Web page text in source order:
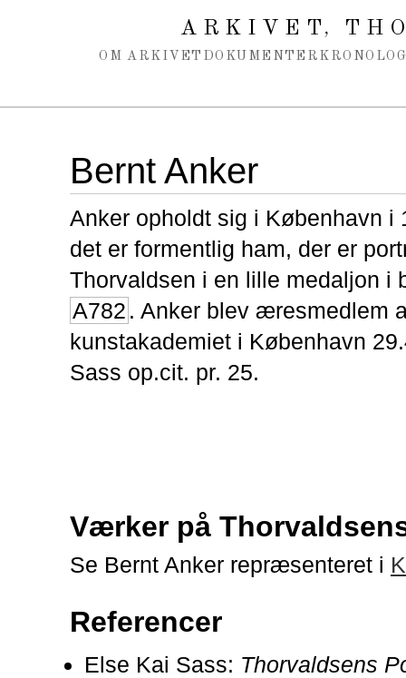
ARKIVET,
OM ARKIVET DOKUMENTER
Bernt Anker
Anker opholdt sig i København i
det er formentlig ham, der er
Thorvaldsen i en lille medaljon i
A782 . Anker blev æresmedlem
kunstakademiet i København
Sass op.cit. pr. 25.
Værker på
Se Bernt Anker repræsenteret i
Referencer
Else Kai Sass: Thorvaldsens